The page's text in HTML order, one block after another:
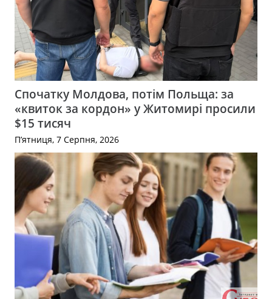
Спочатку Молдова, потім Польща: за
«квиток за кордон» у Житомирі просили
$15 тисяч
П’ятниця, 7 Серпня, 2026